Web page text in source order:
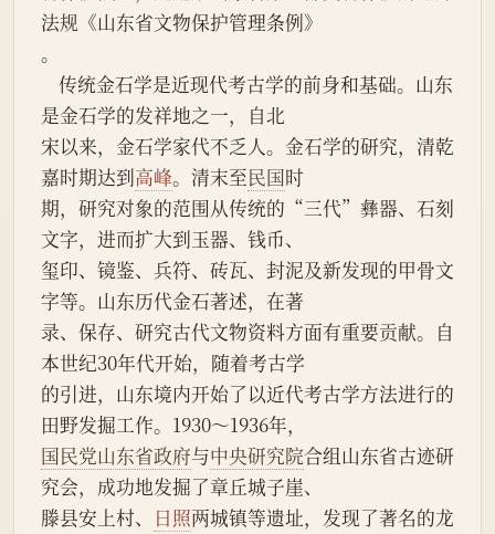
法规《山东省文物保护管理条例》
。
是金石学的发祥地之一，自北
宋以来，金石学家代不乏人。金石学的研究，清乾
嘉时期达到高峰。清末至民国时
期，研究对象的范围从传统的“三代”彝器、石刻
文字，进而扩大到玉器、钱币、
玺印、镜鉴、兵符、砖瓦、封泥及新发现的甲骨文
字等。山东历代金石著述，在著
录、保存、研究古代文物资料方面有重要贡献。自
本世纪30年代开始，随着考古学
的引进，山东境内开始了以近代考古学方法进行的
田野发掘工作。1930～1936年，
国民党山东省政府与中央研究院合组山东省古迹研
究会，成功地发掘了章丘城子崖、
滕县安上村、
日照两城镇等遗址，发现了著名的龙